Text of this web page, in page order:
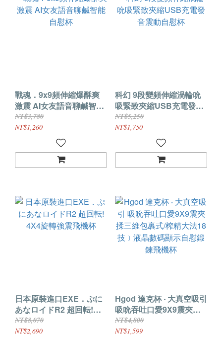
戰魂．9x9頻伸縮爆酥爽
激震 AI女友語音聊鹹智能
自慰杯
NT$3,780
NT$1,260
科幻 9段變頻伸縮渦輪吮
吸緊致夾縮USB充電發音
震動自慰杯
NT$5,250
NT$1,750
日本原裝進口EXE．ぷに
あなロイドR2 超回転!
4X4旋轉強震飛機杯
NT$8,070
NT$2,690
Hgod 達克杯 ‧ 大真空吸引
吸吮吞吐口愛9X9震夾揉
三維包裹式/榨精大法18
技﹞液晶數碼顯示自慰鍛
NT$4,800
NT$1,599